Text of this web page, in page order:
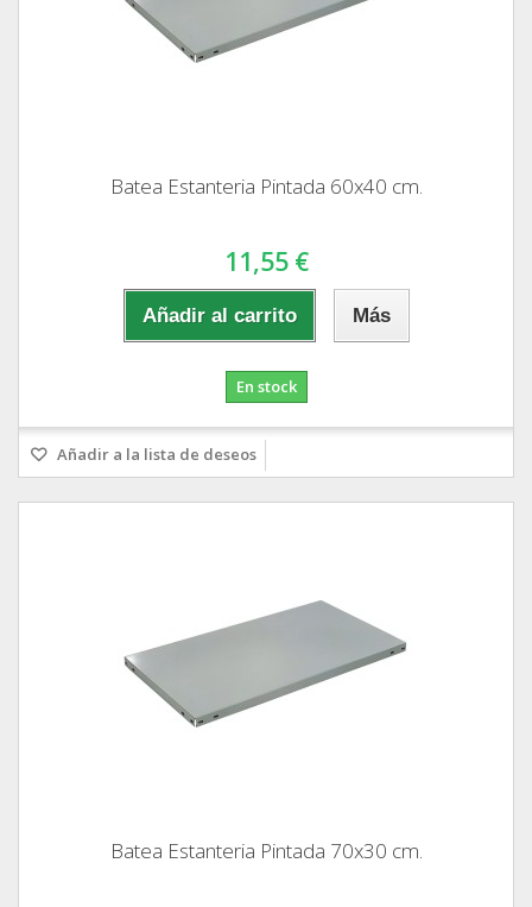
Batea Estanteria Pintada 60x40 cm.
11,55 €
Añadir al carrito Más
En stock
Añadir a la lista de deseos
Batea Estanteria Pintada 70x30 cm.